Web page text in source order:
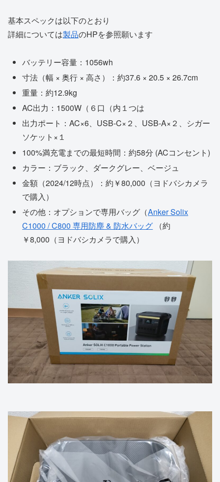
基本スペックは以下のとおり
詳細については製品のHPを参照願います
バッテリー容量：1056wh
寸法（幅 × 奥行 × 高さ）：約37.6 × 20.5 × 26.7cm
重量：約12.9kg
AC出力：1500W（６口（内１つは
出力ポート：AC×6、USB-C×２、USB-A×２、シガー
ソケット×１
100%満充電までの最短時間：約58分 (ACコンセント)
カラー：ブラック、ダークグレー、ベージュ
金額（2024/12時点）：約￥80,000（ヨドバシカメラ
で購入）
その他：オプションで専用バッグ（Anker Solix
C1000 / C800 専用防塵 & 防水バッグ （約
￥8,000（ヨドバシカメラで購入）